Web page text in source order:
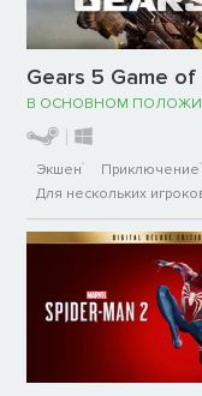
Gears 5 Game
В ОСНОВНОМ
Экшен Приключение
Для нескольких